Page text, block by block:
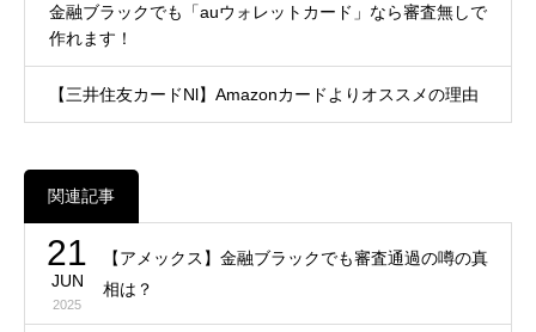
金融ブラックでも「auウォレットカード」なら審査無しで
作れます！
【三井住友カードNl】Amazonカードよりオススメの理由
関連記事
21
JUN
2025
【アメックス】金融ブラックでも審査通過の噂の真
相は？